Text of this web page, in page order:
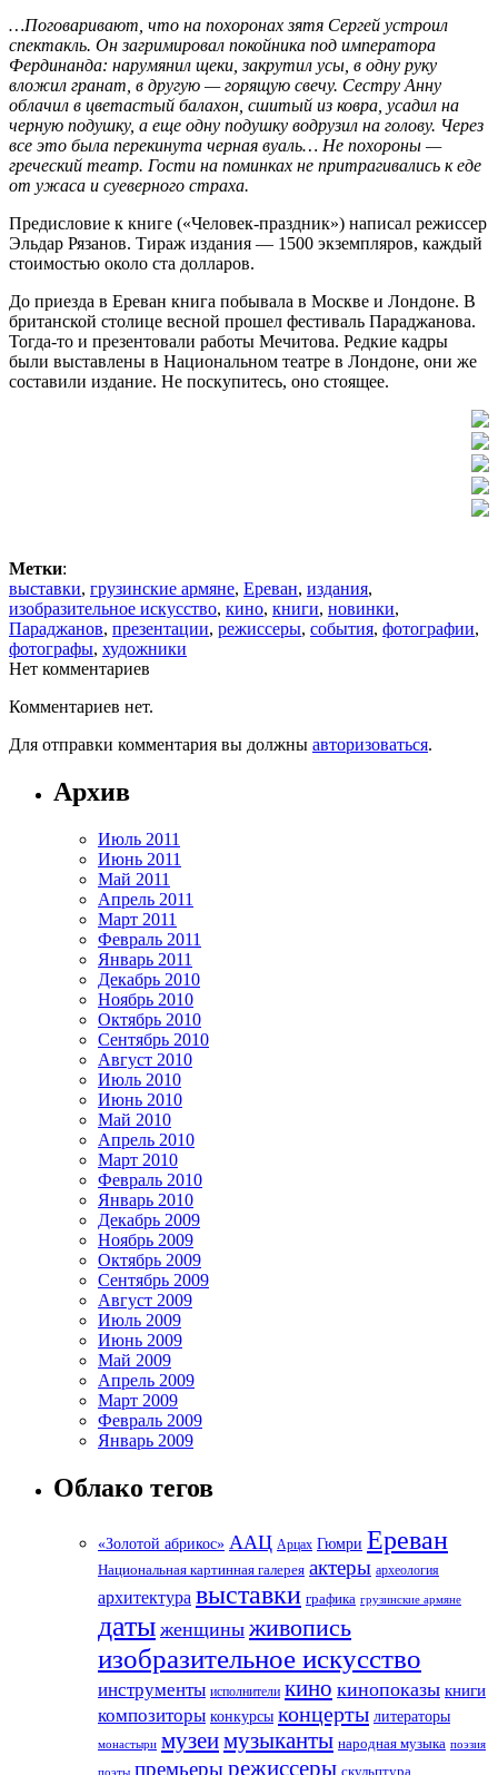
…Поговаривают, что на похоронах зятя Сергей устроил
спектакль. Он загримировал покойника под императора
Фердинанда: нарумянил щеки, закрутил усы, в одну руку
вложил гранат, в другую — горящую свечу. Сестру Анну
облачил в цветастый балахон, сшитый из ковра, усадил на
черную подушку, а еще одну подушку водрузил на голову. Через
все это была перекинута черная вуаль… Не похороны —
греческий театр. Гости на поминках не притрагивались к еде
от ужаса и суеверного страха.
Предисловие к книге («Человек-праздник») написал режиссер
Эльдар Рязанов. Тираж издания — 1500 экземпляров, каждый
стоимостью около ста долларов.
До приезда в Ереван книга побывала в Москве и Лондоне. В
британской столице весной прошел фестиваль Параджанова.
Тогда-то и презентовали работы Мечитова. Редкие кадры
были выставлены в Национальном театре в Лондоне, они же
составили издание. Не поскупитесь, оно стоящее.
Метки:
выставки, грузинские армяне, Ереван, издания,
изобразительное искусство, кино, книги, новинки,
Параджанов, презентации, режиссеры, события, фотографии,
фотографы, художники
Нет комментариев
Комментариев нет.
Для отправки комментария вы должны авторизоваться.
Архив
Июль 2011
Июнь 2011
Май 2011
Апрель 2011
Март 2011
Февраль 2011
Январь 2011
Декабрь 2010
Ноябрь 2010
Октябрь 2010
Сентябрь 2010
Август 2010
Июль 2010
Июнь 2010
Май 2010
Апрель 2010
Март 2010
Февраль 2010
Январь 2010
Декабрь 2009
Ноябрь 2009
Октябрь 2009
Сентябрь 2009
Август 2009
Июль 2009
Июнь 2009
Май 2009
Апрель 2009
Март 2009
Февраль 2009
Январь 2009
Облако тегов
«Золотой абрикос» ААЦ Арцах Гюмри Ереван
Национальная картинная галерея актеры археология
архитектура выставки графика грузинские армяне
даты женщины живопись
изобразительное искусство
инструменты исполнители кино кинопоказы книги
композиторы конкурсы концерты литераторы
монастыри музеимузыканты народная музыка поэзия
премьерырежиссеры скульптура